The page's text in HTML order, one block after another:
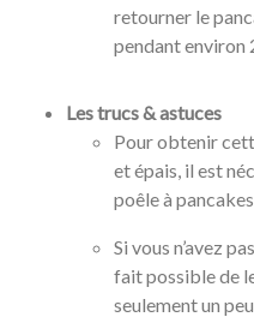
retourner le
pendant environ
Les trucs & astuces
Pour obtenir
et épais, il est
poêle à
Si vous n’avez
fait possible de
seulement un